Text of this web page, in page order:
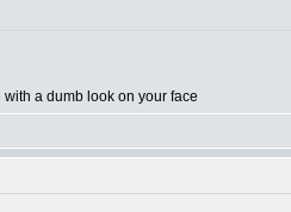
a dumb look on your face